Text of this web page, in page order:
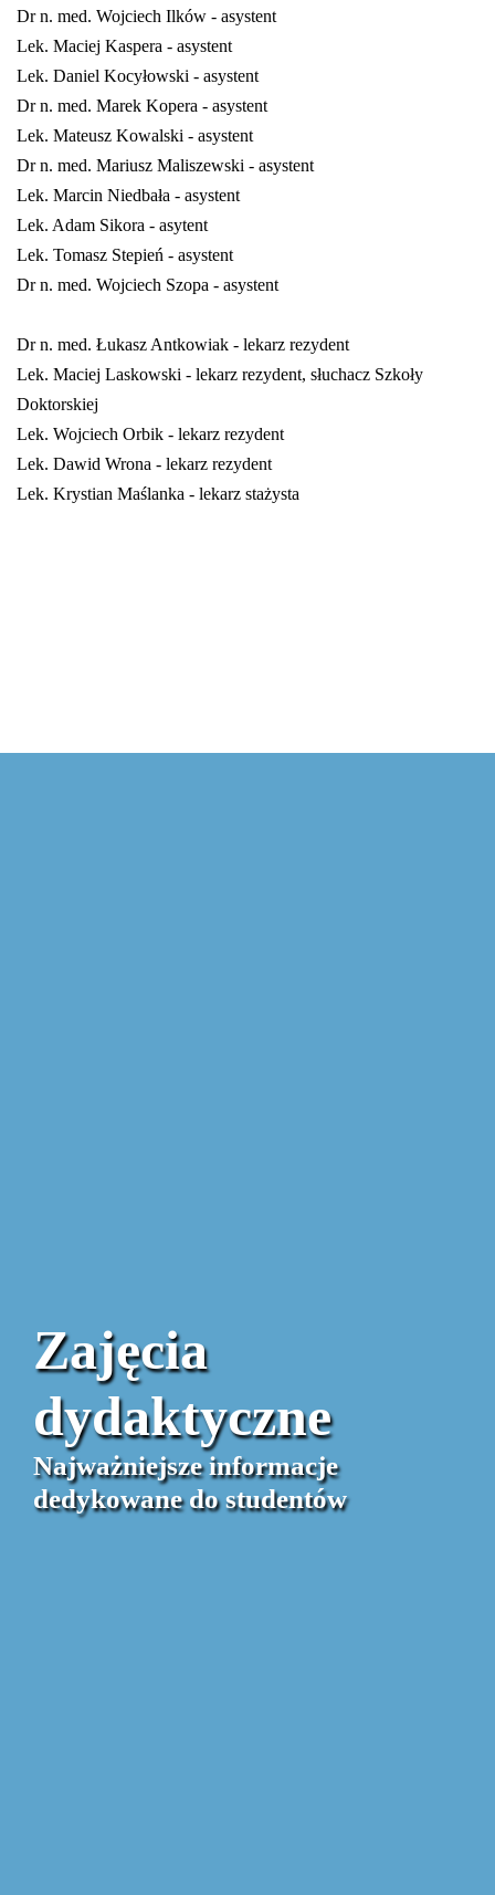
Dr n. med. Wojciech Ilków - asystent
Lek. Maciej Kaspera - asystent
Lek. Daniel Kocyłowski - asystent
Dr n. med. Marek Kopera - asystent
Lek. Mateusz Kowalski - asystent
Dr n. med. Mariusz Maliszewski - asystent
Lek. Marcin Niedbała - asystent
Lek. Adam Sikora - asytent
Lek. Tomasz Stepień - asystent
Dr n. med. Wojciech Szopa - asystent
Dr n. med. Łukasz Antkowiak - lekarz rezydent
Lek. Maciej Laskowski - lekarz rezydent, słuchacz Szkoły
Doktorskiej
Lek. Wojciech Orbik - lekarz rezydent
Lek. Dawid Wrona - lekarz rezydent
Lek. Krystian Maślanka - lekarz stażysta
Zajęcia
dydaktyczne
Najważniejsze informacje
dedykowane do studentów